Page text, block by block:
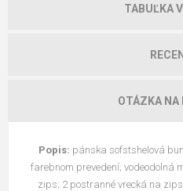
TABUĽKA
OTÁZKA NA
Popis: pánska sofstshelová
farebnom prevedení; vodeodolná
zips; 2 postranné vrecká na